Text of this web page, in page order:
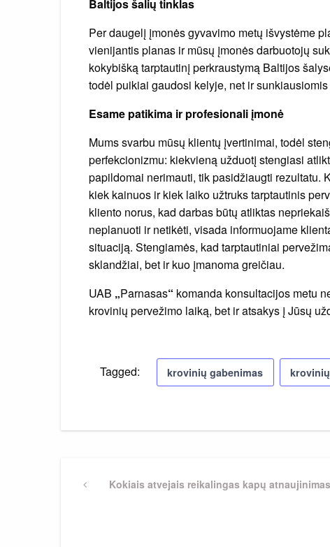
Baltijos šalių tinklas
Per daugelį įmonės gyvavimo metų išvystėme
vienijantis planas ir mūsų įmonės darbuotojų
kokybišką tarptautinį perkraustymą Baltijos
todėl puikiai gaudosi kelyje, net ir
Esame patikima ir profesionali įmonė
Mums svarbu mūsų klientų įvertinimai, todėl
perfekcionizmu: kiekvieną užduotį stengiasi
papildomai nerimauti, tik pasidžiaugti rezultatu.
kiek kainuos ir kiek laiko užtruks tarptautinis
kliento norus, kad darbas būtų atliktas
neplanuoti ir netikėti, visada informuojame
situaciją. Stengiamės, kad tarptautiniai
sklandžiai, bet ir kuo įmanoma greičiau.
UAB „Parnasas“ komanda konsultacijos metu
krovinių pervežimo laiką, bet ir atsakys į Jūsų
Tagged: krovinių gabenimas
Navigacija
PreviousKokiais atvejais reikalingas kapų